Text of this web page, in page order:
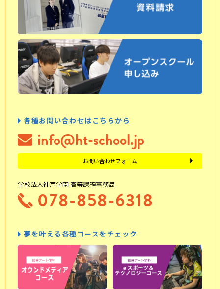
各種お問い合わせはこちらから
info@ht-school.jp
お問い合わせフォーム
学校法人神戸学園 高等課程事務局
078-858-6318
夢を叶える各種コースをチェック